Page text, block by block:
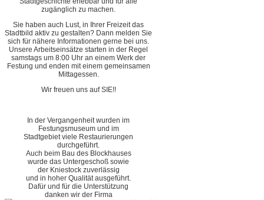
zugänglich zu machen.
Sie haben auch Lust, in Ihrer Freizeit das
Stadtbild aktiv zu gestalten? Dann melden Sie
sich für nähere Informationen gerne bei uns.
Unsere Arbeitseinsätze starten in der Regel
samstags um 8:00 Uhr an einem Werk der
Festung und enden mit einem gemeinsamen
Mittagessen.
Wir freuen uns auf SIE!!
In der Vergangenheit wurden im
Festungsmuseum und im
Stadtgebiet viele Restaurierungen
durchgeführt.
Auch beim Bau des Blockhauses
wurde das Untergeschoß sowie
der Kniestock zuverlässig
und in hoher Qualität ausgeführt.
Dafür und für die Unterstützung
danken wir der Firma